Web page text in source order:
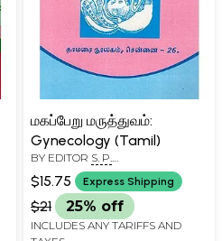
மகப்பேறு மருத்துவம்:
Gynecology (Tamil)
BY EDITOR S. P.
RAMACHANDRAN
$15.75 Express Shipping
$21 25% off
INCLUDES ANY TARIFFS AND